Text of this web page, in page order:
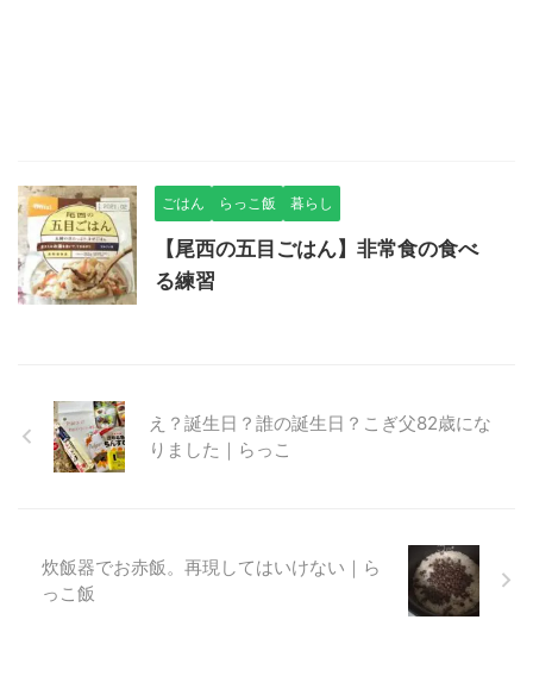
ごはん らっこ飯 暮らし
【尾西の五目ごはん】非常食の食べ
る練習
え？誕生日？誰の誕生日？こぎ父82歳にな
りました｜らっこ
炊飯器でお赤飯。再現してはいけない｜ら
っこ飯